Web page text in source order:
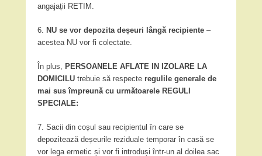
angajații RETIM.
6. NU se vor depozita deșeuri lângă recipiente –
acestea NU vor fi colectate.
În plus, PERSOANELE AFLATE IN IZOLARE LA
DOMICILU trebuie să respecte regulile generale de
mai sus împreună cu următoarele REGULI
SPECIALE:
7. Sacii din coșul sau recipientul în care se
depozitează deșeurile reziduale temporar în casă se
vor lega ermetic și vor fi introduși într-un al doilea sac